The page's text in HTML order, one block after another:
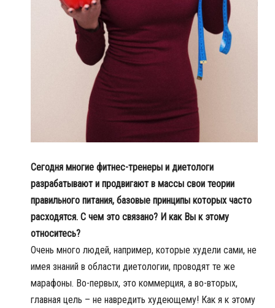
Сегодня многие фитнес-тренеры и диетологи
разрабатывают и продвигают в массы свои теории
правильного питания, базовые принципы которых часто
расходятся. С чем это связано? И как Вы к этому
относитесь?
Очень много людей, например, которые худели сами, не
имея знаний в области диетологии, проводят те же
марафоны. Во-первых, это коммерция, а во-вторых,
главная цель – не навредить худеющему! Как я к этому